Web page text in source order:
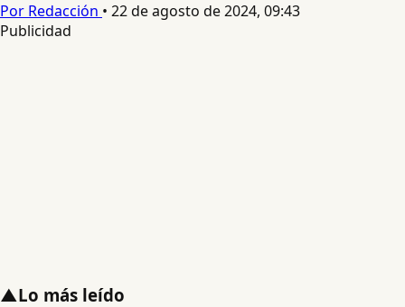
Por Redacción • 22 de agosto de 2024, 09:43
Publicidad
▲Lo más leído